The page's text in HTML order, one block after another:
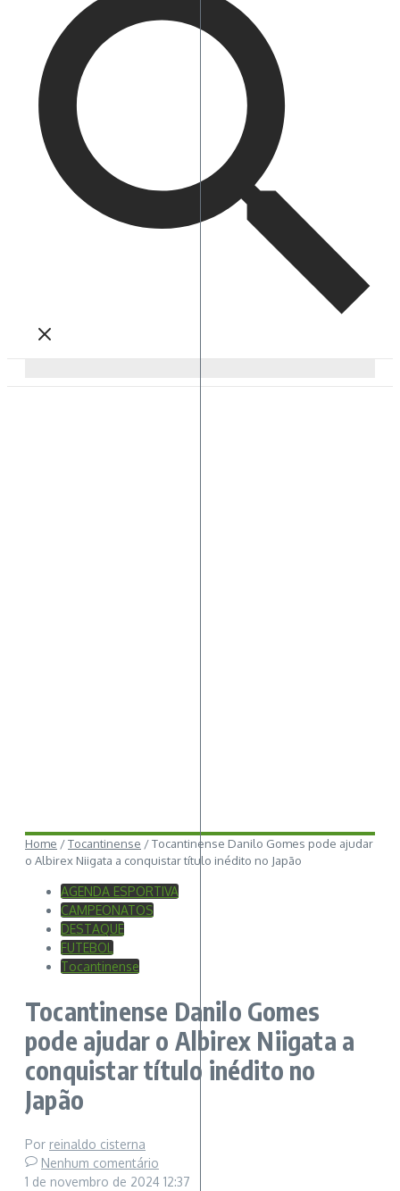
Home /Tocantinense /Tocantinense Danilo Gomes pode ajudar
o Albirex Niigata a conquistar título inédito no Japão
AGENDA ESPORTIVA
CAMPEONATOS
DESTAQUE
FUTEBOL
Tocantinense
Tocantinense Danilo Gomes
pode ajudar o Albirex Niigata a
conquistar título inédito no
Japão
Por reinaldo cisterna
Nenhum comentário
1 de novembro de 2024 12:37